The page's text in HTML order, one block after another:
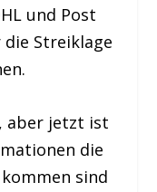
und Post
Streiklage
aber jetzt ist
die
sind